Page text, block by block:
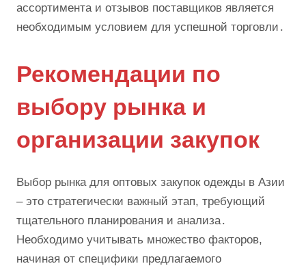
ассортимента и отзывов поставщиков является
необходимым условием для успешной торговли․
Рекомендации по
выбору рынка и
организации закупок
Выбор рынка для оптовых закупок одежды в Азии
– это стратегически важный этап, требующий
тщательного планирования и анализа․
Необходимо учитывать множество факторов,
начиная от специфики предлагаемого